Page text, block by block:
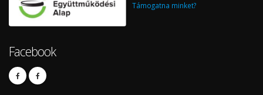
Támogatna minket?
Facebook